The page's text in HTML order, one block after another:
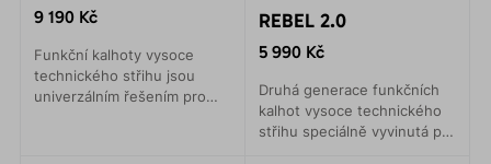
9 190 Kč
Funkční kalhoty vysoce
technického střihu jsou
univerzálním řešením pro
REBEL 2.0
5 990 Kč
Druhá generace funkčních
kalhot vysoce technického
střihu speciálně vyvinutá pro